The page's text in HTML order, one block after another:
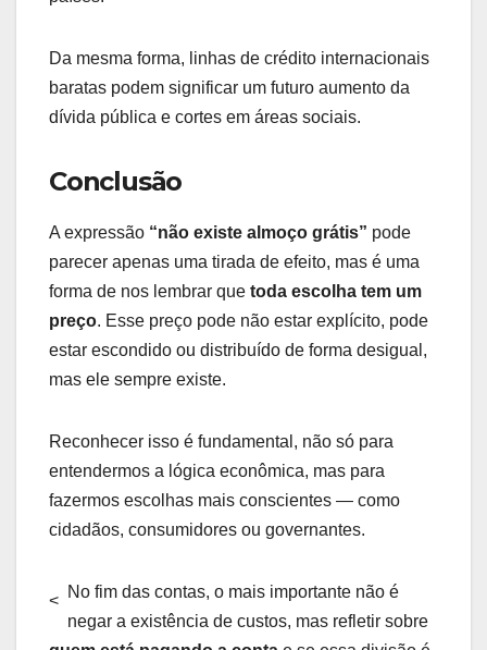
Da mesma forma, linhas de crédito internacionais
baratas podem significar um futuro aumento da
dívida pública e cortes em áreas sociais.
Conclusão
A expressão “não existe almoço grátis” pode
parecer apenas uma tirada de efeito, mas é uma
forma de nos lembrar que toda escolha tem um
preço. Esse preço pode não estar explícito, pode
estar escondido ou distribuído de forma desigual,
mas ele sempre existe.
Reconhecer isso é fundamental, não só para
entendermos a lógica econômica, mas para
fazermos escolhas mais conscientes — como
cidadãos, consumidores ou governantes.
< No fim das contas, o mais importante não é
negar a existência de custos, mas refletir sobre